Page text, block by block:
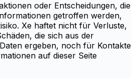
oder Entscheidungen, die
getroffen werden,
Xe haftet nicht für Verluste,
die sich aus der
ergeben, noch für Kontakte
auf dieser Seite